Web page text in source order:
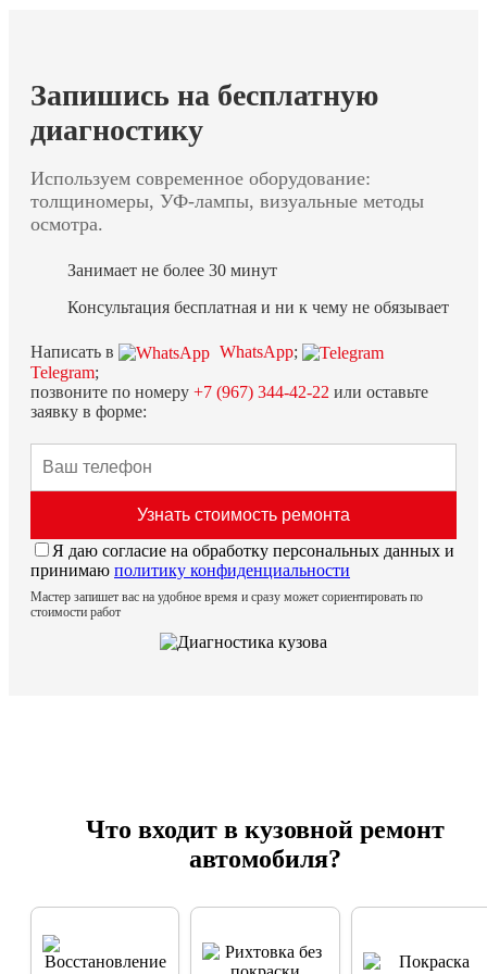
Запишись на бесплатную
диагностику
Используем современное оборудование:
толщиномеры, УФ-лампы, визуальные методы
осмотра.
Занимает не более 30 минут
Консультация бесплатная и ни к чему не обязывает
Написать в WhatsApp;
Telegram;
позвоните по номеру +7 (967) 344-42-22 или оставьте
заявку в форме:
Я даю согласие на обработку персональных данных и
принимаю политику конфиденциальности
Мастер запишет вас на удобное время и сразу может сориентировать по
стоимости работ
Что входит в кузовной ремонт
автомобиля?
смещения,
Удаление вмятин
Локальная и